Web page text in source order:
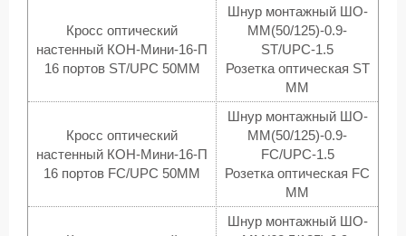
Кросс оптический
настенный КОН-Мини-16-П
16 портов ST/UPC 50MM
Шнур монтажный ШО-
MM(50/125)-0.9-
ST/UPC-1.5
Розетка оптическая ST
MM
Кросс оптический
настенный КОН-Мини-16-П
16 портов FC/UPC 50MM
Шнур монтажный ШО-
MM(50/125)-0.9-
FC/UPC-1.5
Розетка оптическая FC
MM
Шнур монтажный ШО-